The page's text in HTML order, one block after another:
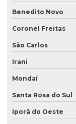
Projeto
Projeto de laje
Projeto de paredes
Projeto de rede de
Projeto sanitário
Benedito Novo
Coronel Freitas
São Carlos
Irani
Mondaí
Santa Rosa do Sul
Iporã do Oeste